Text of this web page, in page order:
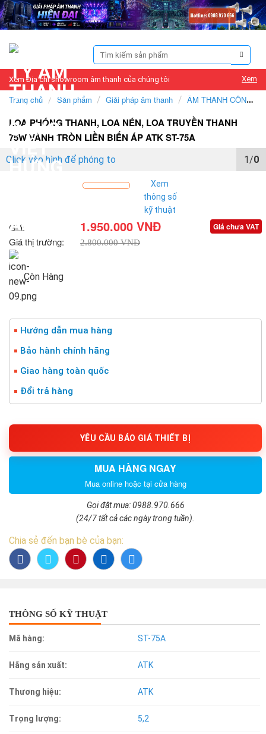
Skip
to
Tìm
kiếm:
Xem Địa chỉ showroom âm thanh của chúng tôi Xem
Trang chủ / Sản phẩm / Giải pháp âm thanh / ÂM THANH CÔNG
CỘNG, ÂM THANH THÔNG BÁO, ÂM THANH NHÀ XƯỞNG, TÒA
NHÀ, NHẠC NỀN
LOA PHÓNG THANH, LOA NÉN, LOA TRUYỀN THANH
75W VÀNH TRÒN LIỀN BIẾN ÁP ATK ST-75A
Click vào hình để phóng to 1/0
Xem
thông số
kỹ thuật
Giá: 1.950.000 VNĐ Giá chưa VAT
Giá thị trường: 2.800.000 VNĐ
Còn Hàng
Hướng dẫn mua hàng
Bảo hành chính hãng
Giao hàng toàn quốc
Đổi trả hàng
YÊU CẦU BÁO GIÁ THIẾT BỊ
MUA HÀNG NGAY
Mua online hoặc tại cửa hàng
Gọi đặt mua: 0988.970.666
(24/7 tất cả các ngày trong tuần).
Chia sẻ đến bạn bè của bạn:
THÔNG SỐ KỸ THUẬT
Mã hàng: ST-75A
Hãng sản xuất: ATK
Thương hiệu: ATK
Trọng lượng: 5,2